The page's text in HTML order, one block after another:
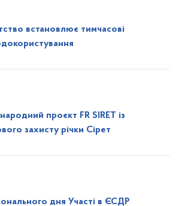
встановлює тимчасові
проєкт FR SIRET із
захисту річки Сірет
дня Участі в ЄСДР